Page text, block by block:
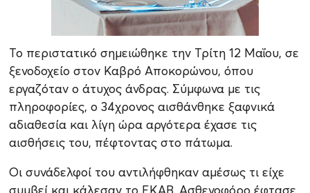
Το περιστατικό σημειώθηκε την Τρίτη 12 Μαΐου, σε
ξενοδοχείο στον Καβρό Αποκορώνου, όπου
εργαζόταν ο άτυχος άνδρας. Σύμφωνα με τις
πληροφορίες, ο 34χρονος αισθάνθηκε ξαφνικά
αδιαθεσία και λίγη ώρα αργότερα έχασε τις
αισθήσεις του, πέφτοντας στο πάτωμα.
Οι συνάδελφοί του αντιλήφθηκαν αμέσως τι είχε
συμβεί και κάλεσαν το ΕΚΑΒ. Ασθενοφόρο έφτασε